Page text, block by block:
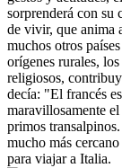
sorprenderá con su
de vivir, que anima
muchos otros
orígenes rurales,
religiosos,
decía: "El francés
maravillosamente
primos
mucho más
para viajar a Italia.